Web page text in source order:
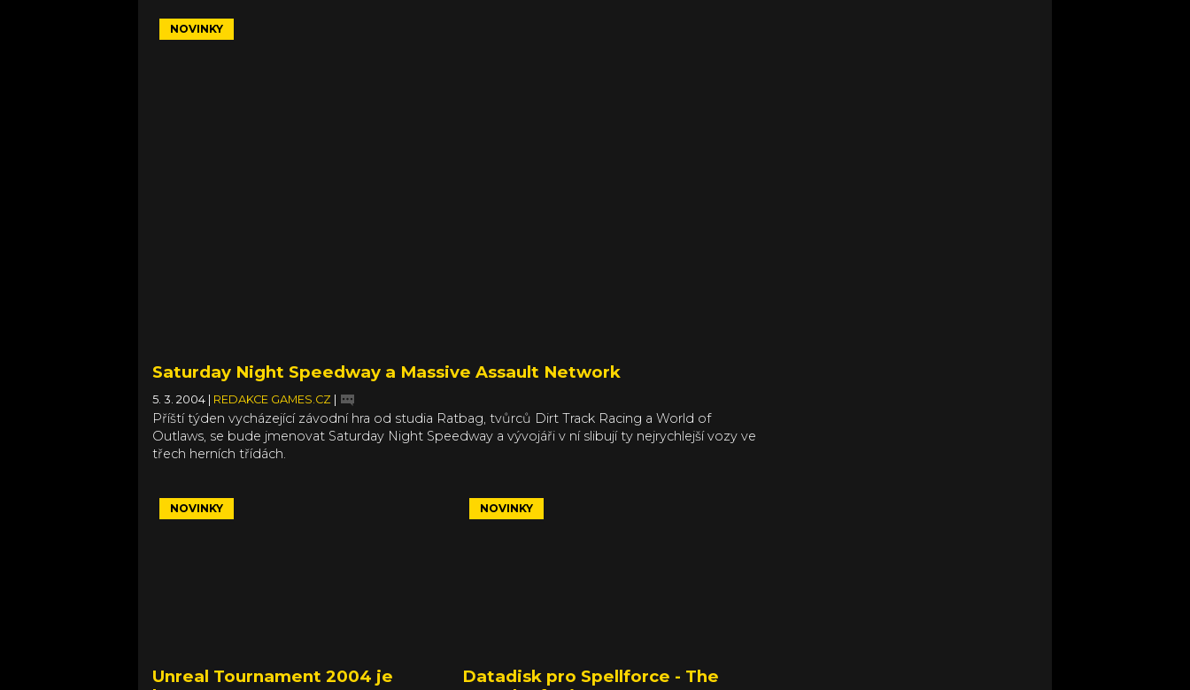
NOVINKY
Saturday Night Speedway a Massive Assault Network
5. 3. 2004 | REDAKCE GAMES.CZ |
Příští týden vycházející závodní hra od studia Ratbag, tvůrců Dirt Track Racing a World of
Outlaws, se bude jmenovat Saturday Night Speedway a vývojáři v ní slibují ty nejrychlejší vozy ve
třech herních třídách.
NOVINKY
Unreal Tournament 2004 je
NOVINKY
Datadisk pro Spellforce - The